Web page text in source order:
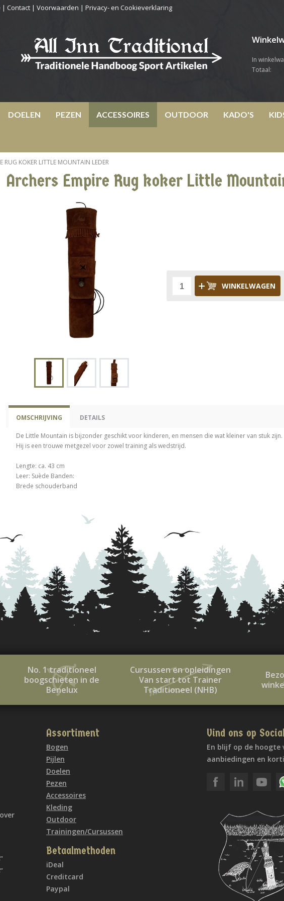
| Contact | Voorwaarden | Privacy- en Cookieverklaring
In
Totaal:
DOELEN PEZEN ACCESSOIRES OUTDOOR KADO'S
RUG KOKER LITTLE MOUNTAIN LEDER
Archers Empire Rug koker Little
WINKELWAGEN
OMSCHRIJVING DETAILS
De Little Mountain is bijzonder geschikt voor kinderen, en mensen die wat kleiner van stuk zijn.
Hij is een trouwe metgezel voor zowel training als wedstrijd.
Lengte: ca. 43 cm
Leer: Suède Banden:
Brede schouderband
No. 1 traditioneel
boogschieten in de
Benelux
Cursussen en opleidingen
Van start tot Trainer
Traditioneel (NHB)
Assortiment
Bogen
Pijlen
Doelen
Pezen
Accessoires
Kleding
Outdoor
Trainingen/Cursussen
Betaalmethoden
iDeal
Creditcard
Paypal
Vind ons op
En blijf op de hoogte
aanbiedingen en